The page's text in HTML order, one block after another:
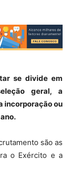
se divide em
geral, a
incorporação ou
são as
o Exército e a